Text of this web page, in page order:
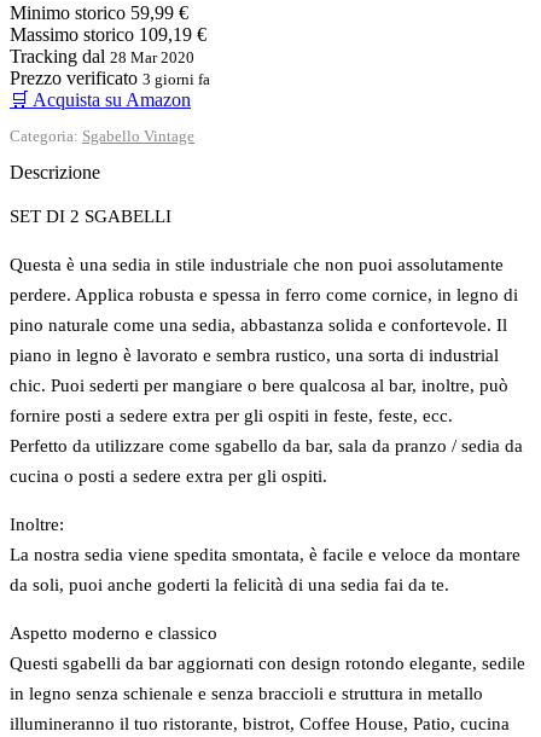
Minimo storico 59,99 €
Massimo storico 109,19 €
Tracking dal 28 Mar 2020
Prezzo verificato 3 giorni fa
🛒 Acquista su Amazon
Categoria: Sgabello Vintage
Descrizione
SET DI 2 SGABELLI
Questa è una sedia in stile industriale che non puoi assolutamente
perdere. Applica robusta e spessa in ferro come cornice, in legno di
pino naturale come una sedia, abbastanza solida e confortevole. Il
piano in legno è lavorato e sembra rustico, una sorta di industrial
chic. Puoi sederti per mangiare o bere qualcosa al bar, inoltre, può
fornire posti a sedere extra per gli ospiti in feste, feste, ecc.
Perfetto da utilizzare come sgabello da bar, sala da pranzo / sedia da
cucina o posti a sedere extra per gli ospiti.
Inoltre:
La nostra sedia viene spedita smontata, è facile e veloce da montare
da soli, puoi anche goderti la felicità di una sedia fai da te.
Aspetto moderno e classico
Questi sgabelli da bar aggiornati con design rotondo elegante, sedile
in legno senza schienale e senza braccioli e struttura in metallo
illumineranno il tuo ristorante, bistrot, Coffee House, Patio, cucina